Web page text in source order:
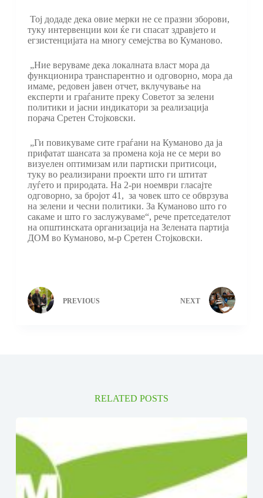
Тој додаде дека овие мерки не се празни зборови,
туку интервенции кои ќе ги спасат здравјето и
егзистенцијата на многу семејства во Куманово.
„Ние веруваме дека локалната власт мора да
функционира транспарентно и одговорно, мора да
имаме, редовен јавен отчет, вклучување на
експерти и граѓаните преку Советот за зелени
политики и јасни индикатори за реализација
порача Сретен Стојковски.
„Ги повикуваме сите граѓани на Куманово да ја
прифатат шансата за промена која не се мери во
визуелен оптимизам или партиски притисоци,
туку во реализирани проекти што ги штитат
луѓето и природата. На 2-ри ноември гласајте
одговорно, за бројот 41, за човек што се обврзува
на зелени и чесни политики. За Куманово што го
сакаме и што го заслужуваме“, рече претседателот
на општинската организација на Зелената партија
ДОМ во Куманово, м-р Сретен Стојковски.
PREVIOUS NEXT
RELATED POSTS